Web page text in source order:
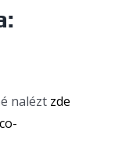
nalézt zde